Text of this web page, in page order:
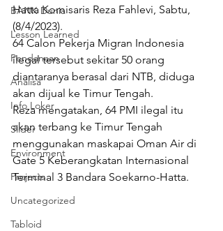
BANK Dunia
Lesson Learned
Pendanaan
Analisa
Info Loker
Slider
Environment
Projects
Uncategorized
Tabloid
Hatta Komisaris Reza Fahlevi, Sabtu,
(8/4/2023).
64 Calon Pekerja Migran Indonesia
ilegal tersebut sekitar 50 orang
diantaranya berasal dari NTB, diduga
akan dijual ke Timur Tengah.
Reza mengatakan, 64 PMI ilegal itu
akan terbang ke Timur Tengah
menggunakan maskapai Oman Air di
Gate 5 Keberangkatan Internasional
Terminal 3 Bandara Soekarno-Hatta.